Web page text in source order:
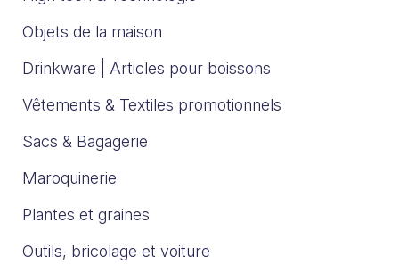
Objets de la maison
Drinkware | Articles pour boissons
Vêtements & Textiles promotionnels
Sacs & Bagagerie
Maroquinerie
Plantes et graines
Outils, bricolage et voiture